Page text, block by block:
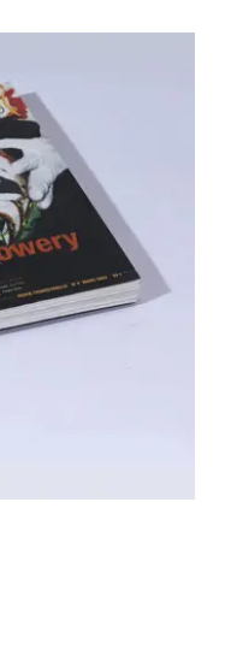
et apres